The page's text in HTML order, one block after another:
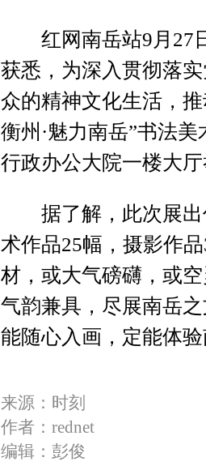
红网南岳站9月27日
获悉，为深入贯彻落
众的精神文化生活，
衡州·魅力南岳”书法
行政办公大院一楼大
据了解，此次展出
术作品25幅，摄影作
材，或大气磅礴，或
气韵兼具，尽展南岳
能随心入画，定能体
来源：时刻
作者：rednet
编辑：彭俊